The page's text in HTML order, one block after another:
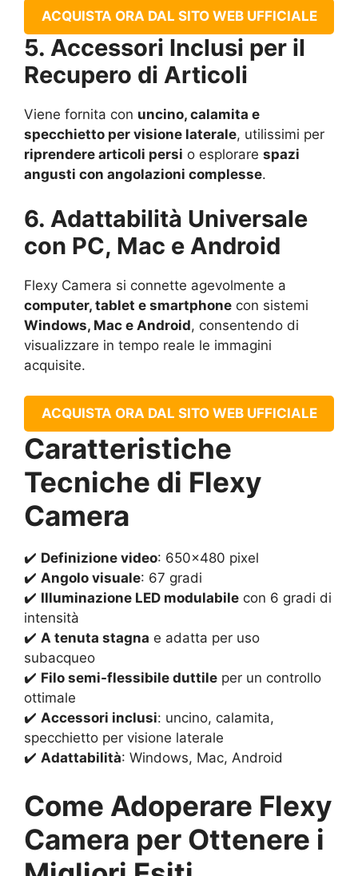
ACQUISTA ORA DAL SITO WEB UFFICIALE
5. Accessori Inclusi per il
Recupero di Articoli
Viene fornita con uncino, calamita e
specchietto per visione laterale, utilissimi per
riprendere articoli persi o esplorare spazi
angusti con angolazioni complesse.
6. Adattabilità Universale
con PC, Mac e Android
Flexy Camera si connette agevolmente a
computer, tablet e smartphone con sistemi
Windows, Mac e Android, consentendo di
visualizzare in tempo reale le immagini
acquisite.
ACQUISTA ORA DAL SITO WEB UFFICIALE
Caratteristiche
Tecniche di Flexy
Camera
✔️ Definizione video: 650×480 pixel
✔️ Angolo visuale: 67 gradi
✔️ Illuminazione LED modulabile con 6 gradi di
intensità
✔️ A tenuta stagna e adatta per uso
subacqueo
✔️ Filo semi-flessibile duttile per un controllo
ottimale
✔️ Accessori inclusi: uncino, calamita,
specchietto per visione laterale
✔️ Adattabilità: Windows, Mac, Android
Come Adoperare Flexy
Camera per Ottenere i